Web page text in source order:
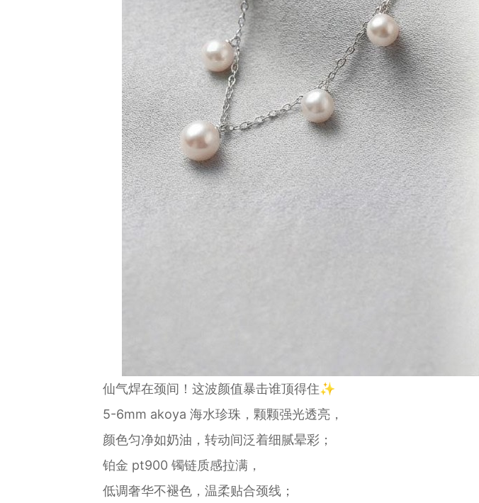
仙气焊在颈间！这波颜值暴击谁顶得住✨
5-6mm akoya 海水珍珠，颗颗强光透亮，
颜色匀净如奶油，转动间泛着细腻晕彩；
铂金 pt900 镯链质感拉满，
低调奢华不褪色，温柔贴合颈线；